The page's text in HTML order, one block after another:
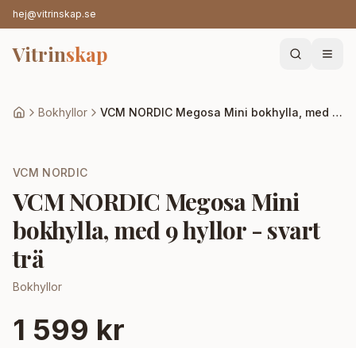
hej@vitrinskap.se
Vitrinskap
Bokhyllor VCM NORDIC Megosa Mini bokhylla, med 9 hyllor - svart trä
VCM NORDIC
VCM NORDIC Megosa Mini
bokhylla, med 9 hyllor - svart
trä
Bokhyllor
1 599 kr